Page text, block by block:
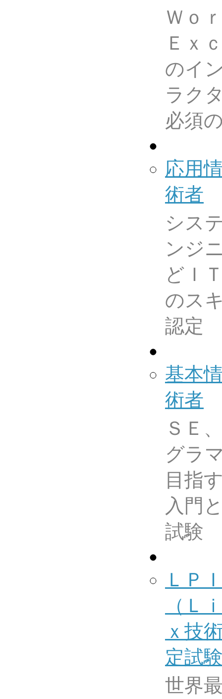
Ｗｏ
Ｅｘ
のイ
ラク
必須
応用
術者
シス
ンジ
どＩ
のス
認定
基本
術者
ＳＥ
グラ
目指
入門
試験
ＬＰ
（Ｌ
ｘ技
定試
世界